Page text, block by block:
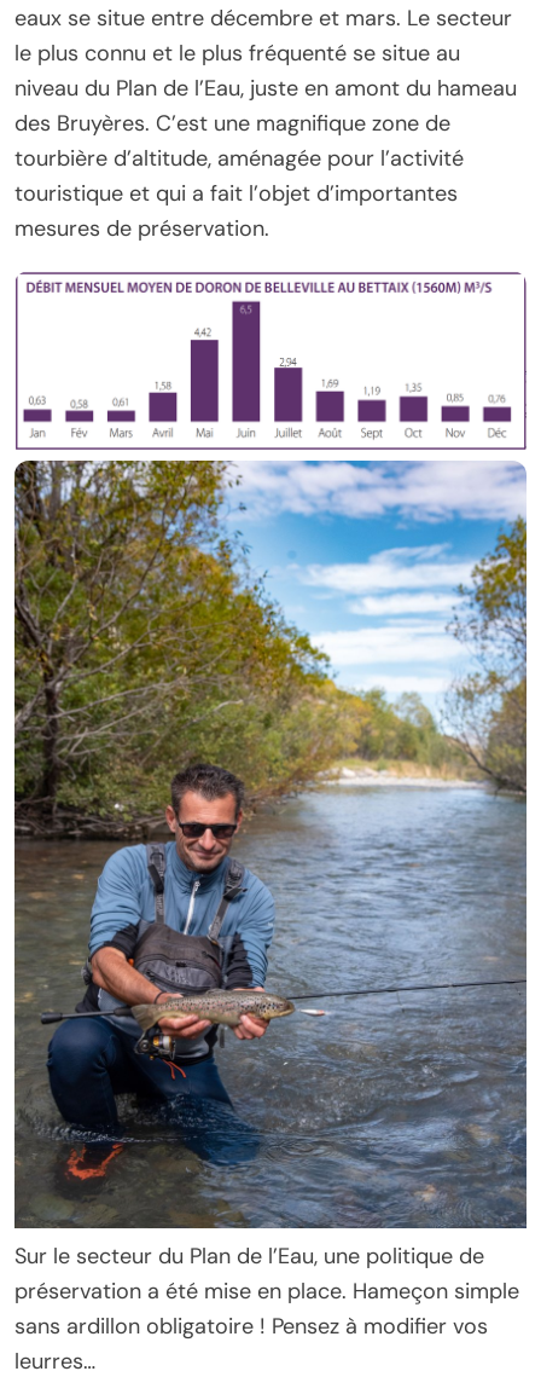
eaux se situe entre décembre et mars. Le secteur
le plus connu et le plus fréquenté se situe au
niveau du Plan de l’Eau, juste en amont du hameau
des Bruyères. C’est une magnifique zone de
tourbière d’altitude, aménagée pour l’activité
touristique et qui a fait l’objet d’importantes
mesures de préservation.
Sur le secteur du Plan de l’Eau, une politique de
préservation a été mise en place. Hameçon simple
sans ardillon obligatoire ! Pensez à modifier vos
leurres…